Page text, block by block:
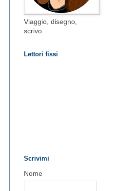
Viaggio, disegno,
scrivo.
Lettori fissi
Scrivimi
Nome